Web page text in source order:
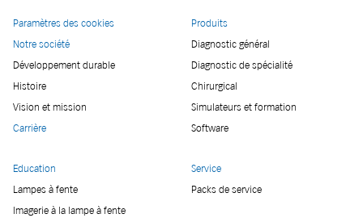
Paramètres des cookies
Notre société
Développement durable
Histoire
Vision et mission
Carrière
Produits
Diagnostic général
Diagnostic de spécialité
Chirurgical
Simulateurs et formation
Software
Education
Lampes à fente
Imagerie à la lampe à fente
Service
Packs de service